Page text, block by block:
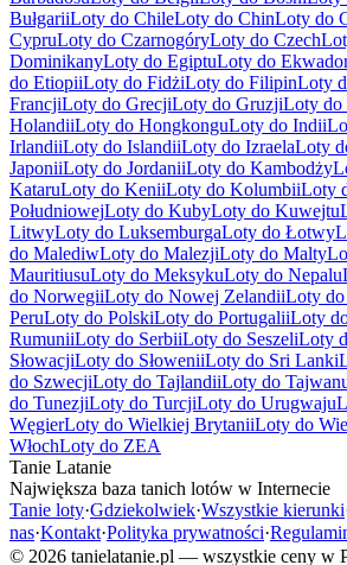
BułgariiLoty do ChileLoty do ChinLoty do
CypruLoty do CzarnogóryLoty do Czech
DominikanyLoty do EgiptuLoty do
do EtiopiiLoty do FidżiLoty do FilipinLoty
FrancjiLoty do GrecjiLoty do GruzjiLoty do
HolandiiLoty do HongkonguLoty do Indii
IrlandiiLoty do IslandiiLoty do IzraelaLoty
JaponiiLoty do JordaniiLoty do Kambodży
KataruLoty do KeniiLoty do KolumbiiLoty
PołudniowejLoty do KubyLoty do Kuwejtu
LitwyLoty do LuksemburgaLoty do Łotwy
do MalediwLoty do MalezjiLoty do Malty
MauritiusuLoty do MeksykuLoty do Nepalu
do NorwegiiLoty do Nowej ZelandiiLoty do
PeruLoty do PolskiLoty do PortugaliiLoty
RumuniiLoty do SerbiiLoty do SeszeliLoty
SłowacjiLoty do SłoweniiLoty do Sri Lanki
do SzwecjiLoty do TajlandiiLoty do
do TunezjiLoty do TurcjiLoty do Urugwaju
WęgierLoty do Wielkiej BrytaniiLoty do
WłochLoty do ZEA
Tanie Latanie
Największa baza tanich lotów w Internecie
Tanie loty·Gdziekolwiek·Wszystkie kierunki
nas·Kontakt·Polityka prywatności·
© 2026 tanielatanie.pl — wszystkie ceny w